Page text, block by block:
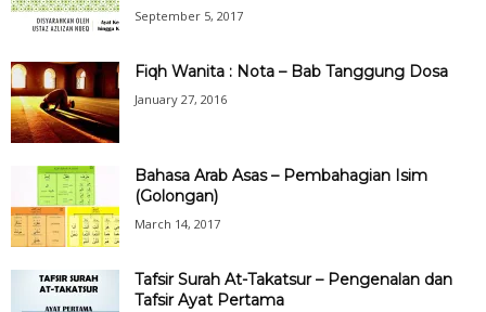
September 5, 2017
Fiqh Wanita : Nota – Bab Tanggung Dosa
January 27, 2016
Bahasa Arab Asas – Pembahagian Isim
(Golongan)
March 14, 2017
Tafsir Surah At-Takatsur – Pengenalan dan
Tafsir Ayat Pertama